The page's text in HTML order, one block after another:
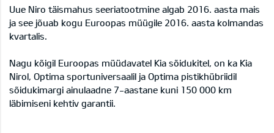
Uue Niro täismahus seeriatootmine algab 2016. aasta mais
ja see jõuab kogu Euroopas müügile 2016. aasta kolmandas
kvartalis.
Nagu kõigil Euroopas müüdavatel Kia sõidukitel, on ka Kia
Nirol, Optima sportuniversaalil ja Optima pistikhübriidil
sõidukimargi ainulaadne 7-aastane kuni 150 000 km
läbimiseni kehtiv garantii.